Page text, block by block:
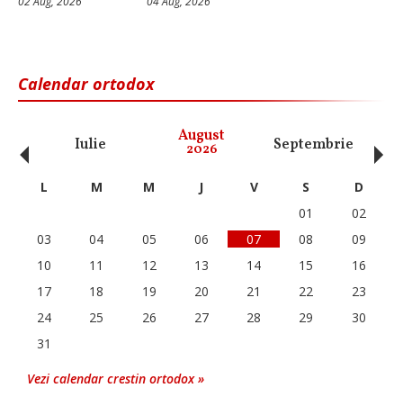
Calendar ortodox
Iulie August
2026 Septembrie
‹ L M M J V S
D
01
02
03
04 05 06 07 08
09
10
11 12 13 14 15
16
17
18 19 20 21 22
23
24
25 26 27 28 29
30
31
Vezi calendar crestin ortodox »